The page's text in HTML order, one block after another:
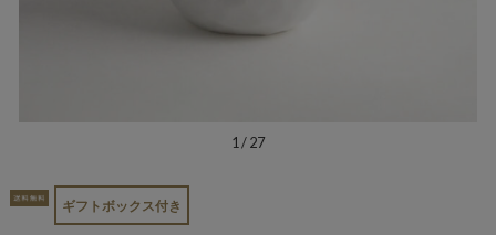
1 /27
ギフトボックス付き